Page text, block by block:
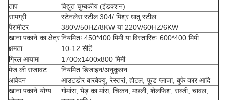
ताप
विद्युत चुम्बकीय (इंडक्शन)
सामग्री
स्टेनलेस स्टील 304/ मिश्र धातु स्टील
पैरामीटर
380V/50HZ/8KW या 220V/60HZ/6KW
खाना पकाने का क्षेत्रनियमितः 450*400 मिमी या विस्तारितः 600*400 मिमी
क्षमता
10-12 सीटें
ग्रिल आयाम
1700x1400x800 मिमी
मेज की सजावट
नियमित डिजाइन/अनुकूलन
आवेदन
आउटडोर बारबेक्यू, रेस्तरां, होटल, फूड प्लाजा, बुफे कार आदि
खाना पकाने योग्य
गोमांस, भेड़ का मांस, चिकन, मछली, शेलफिश, सब्जी, चावल,